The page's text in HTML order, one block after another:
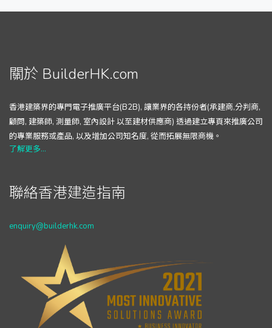
關於 BuilderHK.com
香港建築界的專門電子推廣平台(B2B), 讓業界的各持份者(承建商,分判商,
顧問, 建築師, 測量師, 室內設計 以至建材供應商) 透過建立專頁來推廣公司
的專業服務或產品, 以及增加公司知名度, 從而拓展無限商機。
了解更多...
聯絡香港建造指南
enquiry@builderhk.com